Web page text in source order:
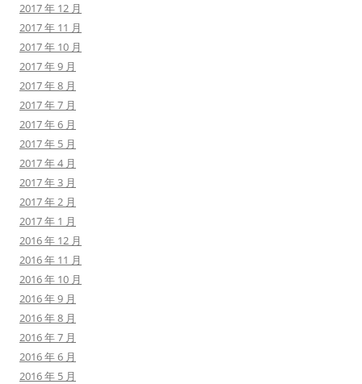
2017 年 12 月
2017 年 11 月
2017 年 10 月
2017 年 9 月
2017 年 8 月
2017 年 7 月
2017 年 6 月
2017 年 5 月
2017 年 4 月
2017 年 3 月
2017 年 2 月
2017 年 1 月
2016 年 12 月
2016 年 11 月
2016 年 10 月
2016 年 9 月
2016 年 8 月
2016 年 7 月
2016 年 6 月
2016 年 5 月